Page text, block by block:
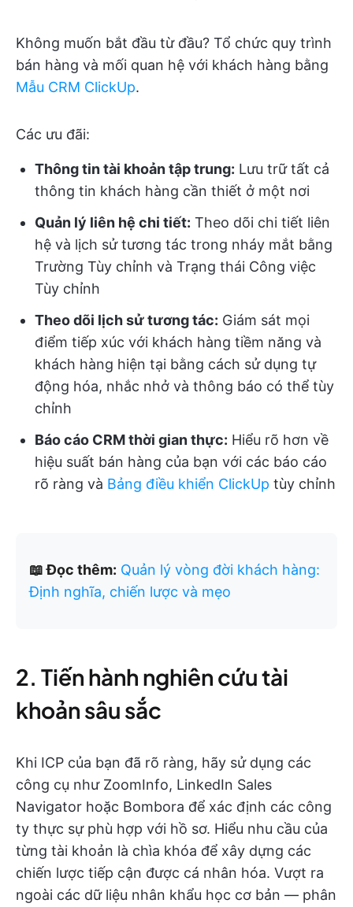
Không muốn bắt đầu từ đầu? Tổ chức quy trình
bán hàng và mối quan hệ với khách hàng bằng
Mẫu CRM ClickUp.
Các ưu đãi:
Thông tin tài khoản tập trung: Lưu trữ tất cả
thông tin khách hàng cần thiết ở một nơi
Quản lý liên hệ chi tiết: Theo dõi chi tiết liên
hệ và lịch sử tương tác trong nháy mắt bằng
Trường Tùy chỉnh và Trạng thái Công việc
Tùy chỉnh
Theo dõi lịch sử tương tác: Giám sát mọi
điểm tiếp xúc với khách hàng tiềm năng và
khách hàng hiện tại bằng cách sử dụng tự
động hóa, nhắc nhở và thông báo có thể tùy
chỉnh
Báo cáo CRM thời gian thực: Hiểu rõ hơn về
hiệu suất bán hàng của bạn với các báo cáo
rõ ràng và Bảng điều khiển ClickUp tùy chỉnh
📖 Đọc thêm: Quản lý vòng đời khách hàng:
Định nghĩa, chiến lược và mẹo
2. Tiến hành nghiên cứu tài
khoản sâu sắc
Khi ICP của bạn đã rõ ràng, hãy sử dụng các
công cụ như ZoomInfo, LinkedIn Sales
Navigator hoặc Bombora để xác định các công
ty thực sự phù hợp với hồ sơ. Hiểu nhu cầu của
từng tài khoản là chìa khóa để xây dựng các
chiến lược tiếp cận được cá nhân hóa. Vượt ra
ngoài các dữ liệu nhân khẩu học cơ bản — phân